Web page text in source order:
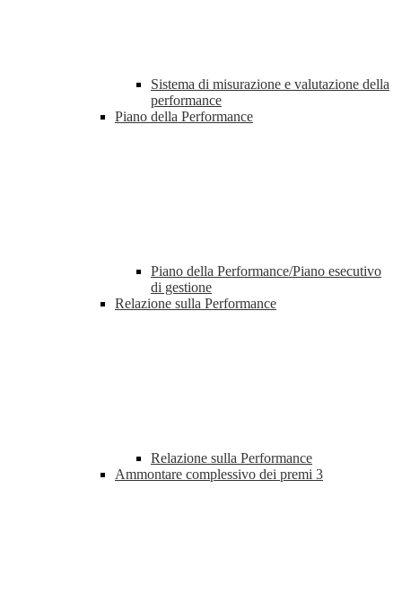
Sistema di misurazione e valutazione della
performance
Piano della Performance
Piano della Performance/Piano esecutivo
di gestione
Relazione sulla Performance
Relazione sulla Performance
Ammontare complessivo dei premi 3